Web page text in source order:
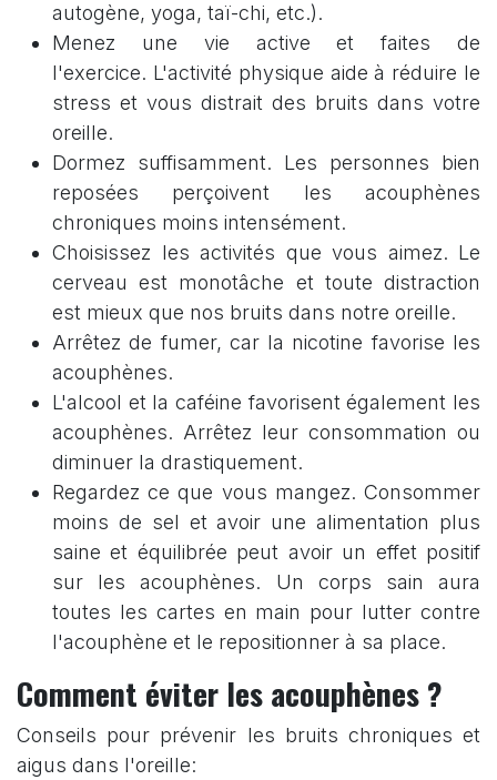
autogène, yoga, taï-chi, etc.).
Menez une vie active et faites de
l'exercice. L'activité physique aide à réduire le
stress et vous distrait des bruits dans votre
oreille.
Dormez suffisamment. Les personnes bien
reposées perçoivent les acouphènes
chroniques moins intensément.
Choisissez les activités que vous aimez. Le
cerveau est monotâche et toute distraction
est mieux que nos bruits dans notre oreille.
Arrêtez de fumer, car la nicotine favorise les
acouphènes.
L'alcool et la caféine favorisent également les
acouphènes. Arrêtez leur consommation ou
diminuer la drastiquement.
Regardez ce que vous mangez. Consommer
moins de sel et avoir une alimentation plus
saine et équilibrée peut avoir un effet positif
sur les acouphènes. Un corps sain aura
toutes les cartes en main pour lutter contre
l'acouphène et le repositionner à sa place.
Comment éviter les acouphènes ?
Conseils pour prévenir les bruits chroniques et
aigus dans l'oreille: